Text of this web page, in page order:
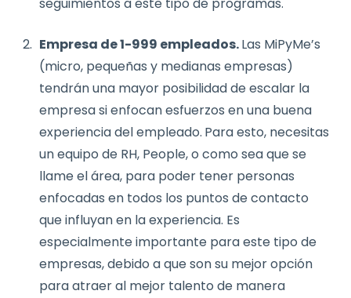
seguimientos a este tipo de programas.
Empresa de 1-999 empleados.Las MiPyMe’s
(micro, pequeñas y medianas empresas)
tendrán una mayor posibilidad de escalar la
empresa si enfocan esfuerzos en una buena
experiencia del empleado. Para esto, necesitas
un equipo de RH, People, o como sea que se
llame el área, para poder tener personas
enfocadas en todos los puntos de contacto
que influyan en la experiencia. Es
especialmente importante para este tipo de
empresas, debido a que son su mejor opción
para atraer al mejor talento de manera